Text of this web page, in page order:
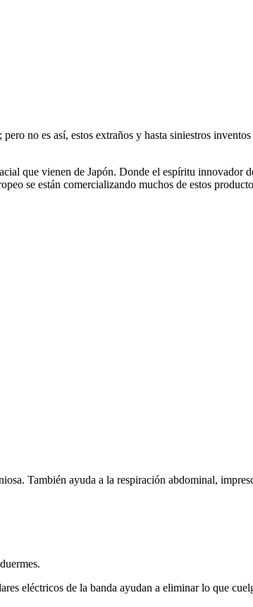
no es así, estos extraños y hasta siniestros
que vienen de Japón. Donde el espíritu innovador
se están comercializando muchos de estos
También ayuda a la respiración abdominal,
eléctricos de la banda ayudan a eliminar lo que